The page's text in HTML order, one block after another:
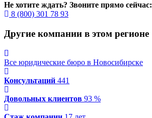
Не хотите ждать? Звоните прямо сейчас:
8 (800) 301 78 93
Другие компании в этом регионе
Все юридические бюро в Новосибирске
Консультаций 441
Довольных клиентов 93 %